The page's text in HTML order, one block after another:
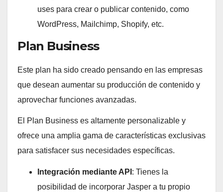
uses para crear o publicar contenido, como
WordPress, Mailchimp, Shopify, etc.
Plan Business
Este plan ha sido creado pensando en las empresas
que desean aumentar su producción de contenido y
aprovechar funciones avanzadas.
El Plan Business es altamente personalizable y
ofrece una amplia gama de características exclusivas
para satisfacer sus necesidades específicas.
Integración mediante API : Tienes la
posibilidad de incorporar Jasper a tu propio